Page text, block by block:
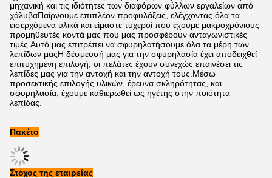
μηχανική και τις ιδιότητες των διαφόρων φύλλων εργαλείων από
χάλυβαΠαίρνουμε επιπλέον προφυλάξεις, ελέγχοντας όλα τα
εισερχόμενα υλικά και είμαστε τυχεροί που έχουμε μακροχρόνιους
προμηθευτές κοντά μας που μας προσφέρουν ανταγωνιστικές
τιμές.Αυτό μας επιτρέπει να σφυρηλατήσουμε όλα τα μέρη των
λεπίδων μαςΗ δέσμευσή μας για την σφυρηλασία έχει αποδειχθεί
επιτυχημένη επιλογή, οι πελάτες έχουν συνεχώς επαινέσει τις
λεπίδες μας για την αντοχή και την αντοχή τους.Μέσω
προσεκτικής επιλογής υλικών, έρευνα σκληρότητας, και
σφυρηλασία, έχουμε καθιερωθεί ως ηγέτης στην ποιότητα
λεπίδας.
Πακέτο
Στόχος της εταιρείας